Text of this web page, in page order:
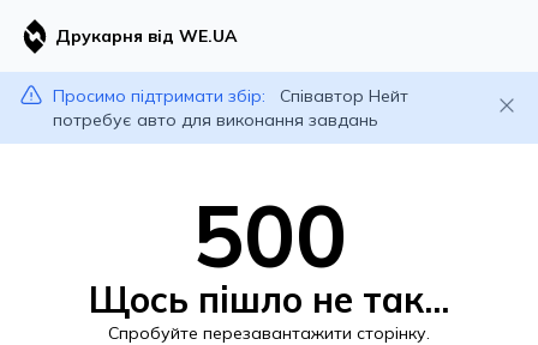
Друкарня від WE.UA
Просимо підтримати збір:
Співавтор Нейт
потребує авто для виконання завдань
500
Щось пішло не так...
Спробуйте перезавантажити сторінку.